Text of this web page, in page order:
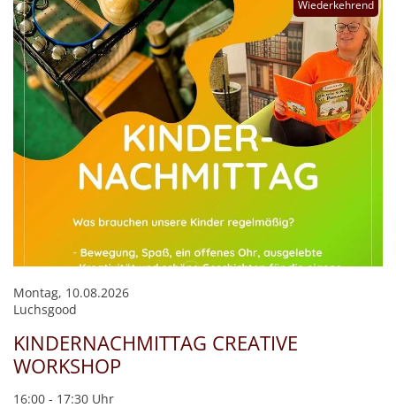
Wiederkehrend
Montag, 10.08.2026
Luchsgood
KINDERNACHMITTAG CREATIVE
WORKSHOP
16:00 - 17:30 Uhr